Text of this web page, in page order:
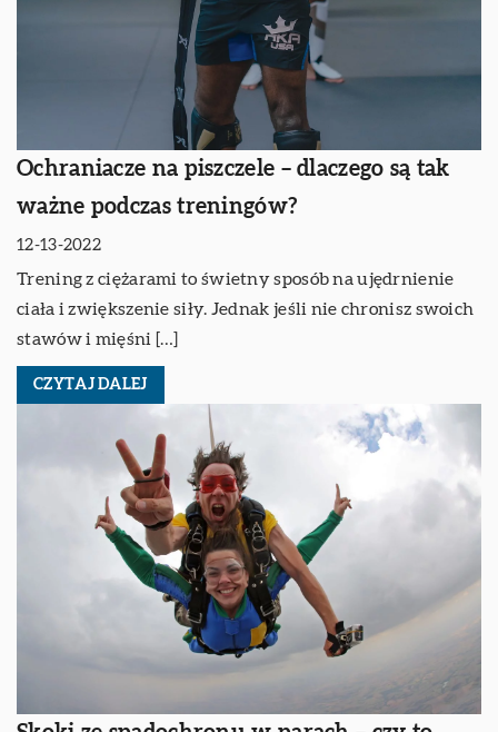
Ochraniacze na piszczele – dlaczego są tak
ważne podczas treningów?
12-13-2022
Trening z ciężarami to świetny sposób na ujędrnienie
ciała i zwiększenie siły. Jednak jeśli nie chronisz swoich
stawów i mięśni […]
CZYTAJ DALEJ